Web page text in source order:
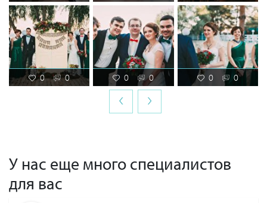
0 0 0 0 0 0
‹ ›
У нас еще много специалистов
для вас